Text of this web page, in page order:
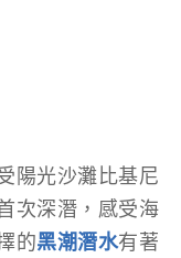
陽光沙灘比基尼
次深潛，感受海
的黑潮潛水有著